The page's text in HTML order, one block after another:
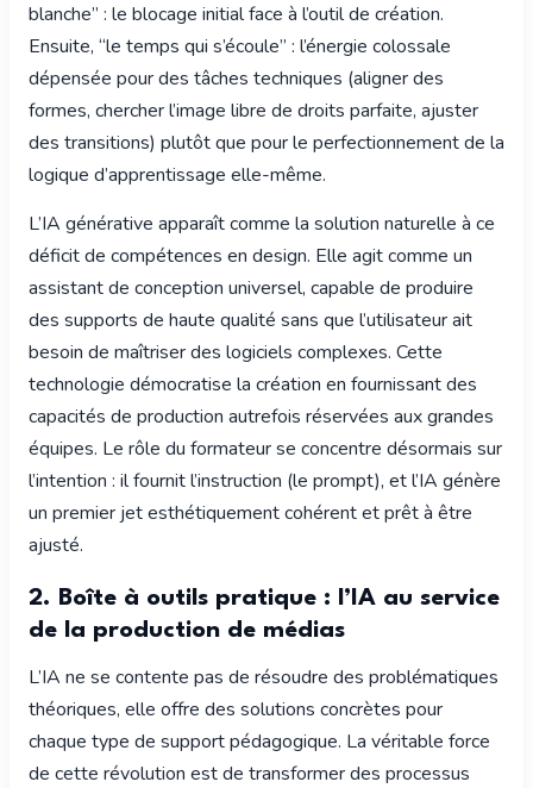
blanche” : le blocage initial face à l’outil de création.
Ensuite, “le temps qui s’écoule” : l’énergie colossale
dépensée pour des tâches techniques (aligner des
formes, chercher l’image libre de droits parfaite, ajuster
des transitions) plutôt que pour le perfectionnement de la
logique d’apprentissage elle-même.
L’IA générative apparaît comme la solution naturelle à ce
déficit de compétences en design. Elle agit comme un
assistant de conception universel, capable de produire
des supports de haute qualité sans que l’utilisateur ait
besoin de maîtriser des logiciels complexes. Cette
technologie démocratise la création en fournissant des
capacités de production autrefois réservées aux grandes
équipes. Le rôle du formateur se concentre désormais sur
l’intention : il fournit l’instruction (le prompt), et l’IA génère
un premier jet esthétiquement cohérent et prêt à être
ajusté.
2. Boîte à outils pratique : l’IA au service
de la production de médias
L’IA ne se contente pas de résoudre des problématiques
théoriques, elle offre des solutions concrètes pour
chaque type de support pédagogique. La véritable force
de cette révolution est de transformer des processus